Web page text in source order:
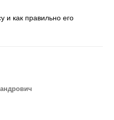
и как правильно его